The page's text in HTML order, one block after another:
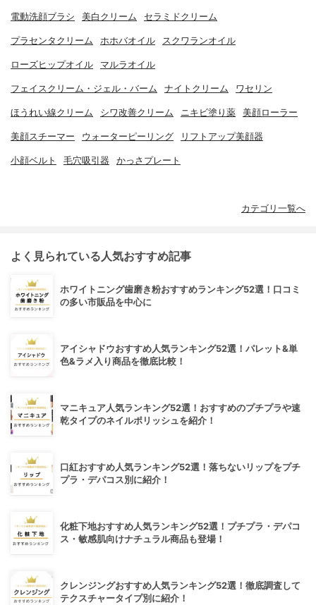
電動洗顔ブラシ 美白クリーム セラミドクリーム
プラセンタクリーム ホホバオイル スクワランオイル
ローズヒップオイル マルラオイル
フェイスクリーム・ジェル・バーム ナイトクリーム ワセリン
ほうれい線クリーム シワ改善クリーム ニキビ塗り薬 美顔ローラー
美顔スチーマー ウォーターピーリング リフトアップ美顔器
小顔ベルト 毛穴吸引器 かっさプレート
カテゴリ一覧へ
よく見られている人気おすすめ記事
ホワイトニング歯磨き粉おすすめランキング52選！口コミ
の多い市販品を中心に
アイシャドウおすすめ人気ランキング52選！パレット&単
色&ラメ入り商品を徹底比較！
マニキュア人気ランキング52選！おすすめのプチプラや速
乾タイプのネイルポリッシュを紹介！
口紅おすすめ人気ランキング52選！落ちないリップをプチ
プラ・デパコス別に紹介！
化粧下地おすすめ人気ランキング52選！プチプラ・デパコ
ス・敏感肌向けナチュラル商品も登場！
クレンジングおすすめ人気ランキング52選！徹底調査して
テクスチャータイプ別に紹介！